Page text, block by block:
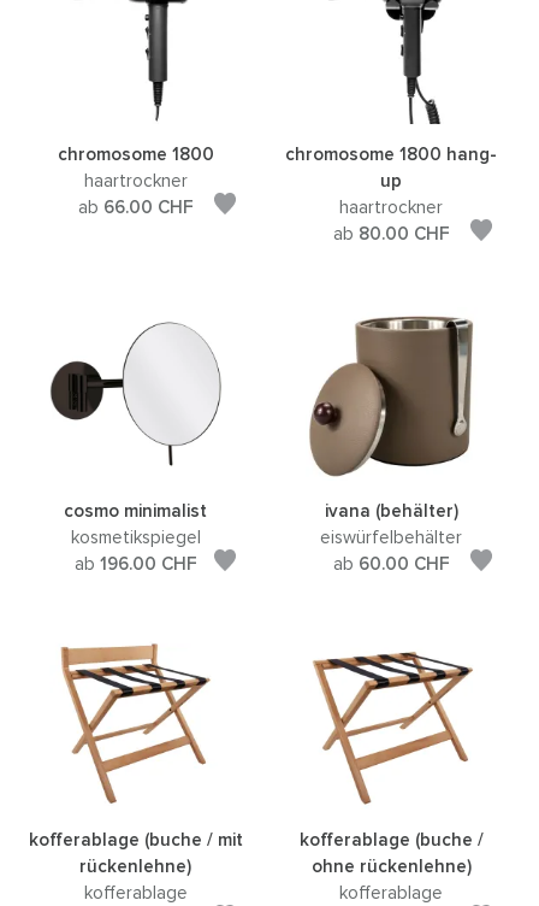
chromosome 1800
haartrockner
ab 66.00 CHF
chromosome 1800 hang-
up
haartrockner
ab 80.00 CHF
cosmo minimalist
kosmetikspiegel
ab 196.00 CHF
ivana (behälter)
eiswürfelbehälter
ab 60.00 CHF
kofferablage (buche / mit
rückenlehne)
kofferablage
kofferablage (buche /
ohne rückenlehne)
kofferablage